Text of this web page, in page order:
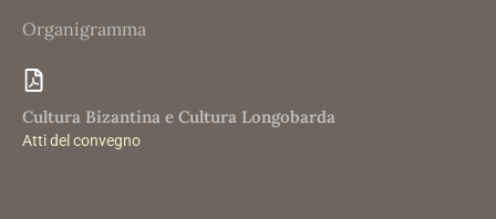
Organigramma
Cultura Bizantina e Cultura Longobarda​
Atti del convegno